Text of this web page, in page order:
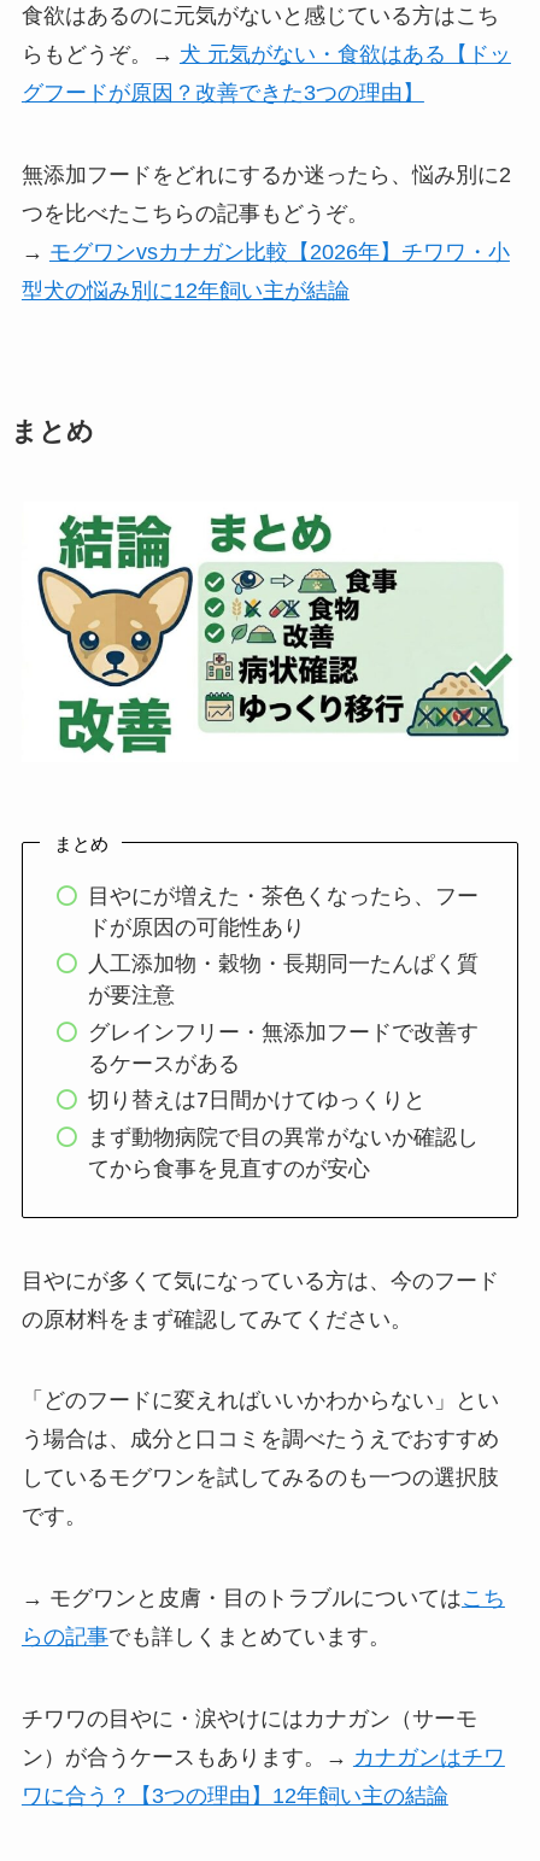
食欲はあるのに元気がないと感じている方はこち
らもどうぞ。→ 犬 元気がない・食欲はある【ドッ
グフードが原因？改善できた3つの理由】
無添加フードをどれにするか迷ったら、悩み別に2
つを比べたこちらの記事もどうぞ。
→ モグワンvsカナガン比較【2026年】チワワ・小
型犬の悩み別に12年飼い主が結論
まとめ
まとめ
目やにが増えた・茶色くなったら、フー
ドが原因の可能性あり
人工添加物・穀物・長期同一たんぱく質
が要注意
グレインフリー・無添加フードで改善す
るケースがある
切り替えは7日間かけてゆっくりと
まず動物病院で目の異常がないか確認し
てから食事を見直すのが安心
目やにが多くて気になっている方は、今のフード
の原材料をまず確認してみてください。
「どのフードに変えればいいかわからない」とい
う場合は、成分と口コミを調べたうえでおすすめ
しているモグワンを試してみるのも一つの選択肢
です。
→ モグワンと皮膚・目のトラブルについてはこち
らの記事でも詳しくまとめています。
チワワの目やに・涙やけにはカナガン（サーモ
ン）が合うケースもあります。→ カナガンはチワ
ワに合う？【3つの理由】12年飼い主の結論